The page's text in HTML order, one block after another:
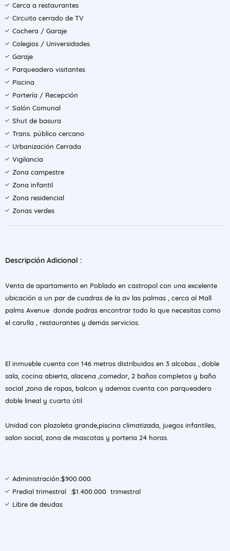
Cerca a restaurantes
Circuito cerrado de TV
Cochera / Garaje
Colegios / Universidades
Garaje
Parqueadero visitantes
Piscina
Portería / Recepción
Salón Comunal
Shut de basura
Trans. público cercano
Urbanización Cerrada
Vigilancia
Zona campestre
Zona infantil
Zona residencial
Zonas verdes
Descripción Adicional :
Venta de apartamento en Poblado en castropol con una excelente
ubicación a un par de cuadras de la av las palmas , cerca al Mall
palms Avenue donde podras encontrar todo lo que necesitas como
el carulla , restaurantes y demás servicios.
El inmueble cuenta con 146 metros distribuidos en 3 alcobas , doble
sala, cocina abierta, alacena ,comedor, 2 baños completos y baño
social ,zona de ropas, balcon y ademas cuenta con parqueadero
doble lineal y cuarto útil
Unidad con plazoleta grande,piscina climatizada, juegos infantiles,
salon social, zona de mascotas y porteria 24 horas.
Administración:$900.000.
Predial trimestral :$1.400.000 trimestral
Libre de deudas